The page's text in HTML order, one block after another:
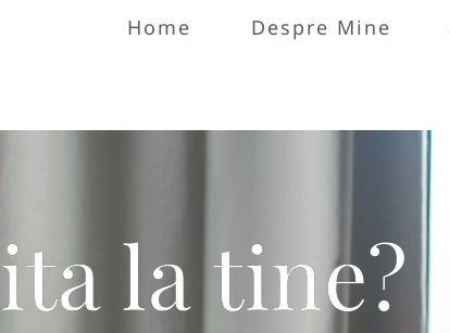
Home Despre Mine
la tine?